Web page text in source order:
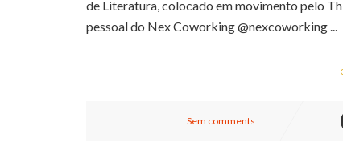
de Literatura, colocado em movimento pelo
pessoal do Nex Coworking @nexcoworking ...
Sem comments